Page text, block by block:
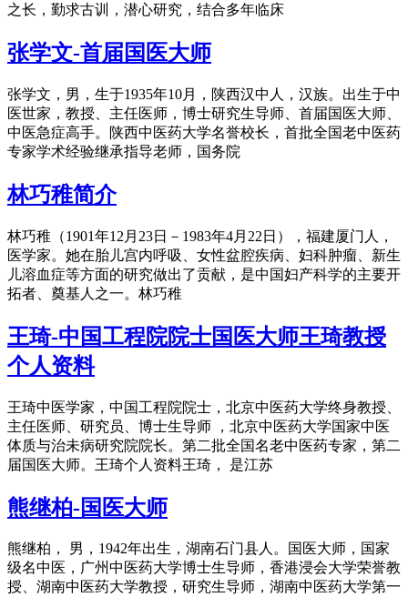
之长，勤求古训，潜心研究，结合多年临床
张学文-首届国医大师
张学文，男，生于1935年10月，陕西汉中人，汉族。出生于中
医世家，教授、主任医师，博士研究生导师、首届国医大师、
中医急症高手。陕西中医药大学名誉校长，首批全国老中医药
专家学术经验继承指导老师，国务院
林巧稚简介
林巧稚（1901年12月23日－1983年4月22日），福建厦门人，
医学家。她在胎儿宫内呼吸、女性盆腔疾病、妇科肿瘤、新生
儿溶血症等方面的研究做出了贡献，是中国妇产科学的主要开
拓者、奠基人之一。林巧稚
王琦-中国工程院院士国医大师王琦教授
个人资料
王琦中医学家，中国工程院院士，北京中医药大学终身教授、
主任医师、研究员、博士生导师 ，北京中医药大学国家中医
体质与治未病研究院院长。第二批全国名老中医药专家，第二
届国医大师。王琦个人资料王琦， 是江苏
熊继柏-国医大师
熊继柏， 男，1942年出生，湖南石门县人。国医大师，国家
级名中医，广州中医药大学博士生导师，香港浸会大学荣誉教
授、湖南中医药大学教授，研究生导师，湖南中医药大学第一